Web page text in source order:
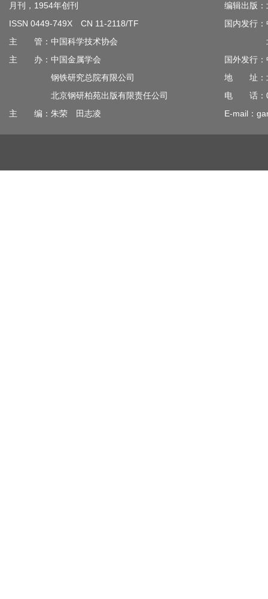
月刊，1954年创刊
ISSN 0449-749X CN 11-2118/TF
主 管：中国科学技术协会
主 办：中国金属学会
钢铁研究总院有限公司
北京钢研柏苑出版有限责任公司
主 编：朱荣 田志凌
编辑出版
国内发行
北京钢
国外发行
地 址：北
电 话：
E-mail：